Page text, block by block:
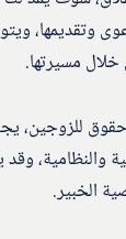
وتقديمها،
مسيرتها.
للزوجين،
والنظامية،
الخبير.